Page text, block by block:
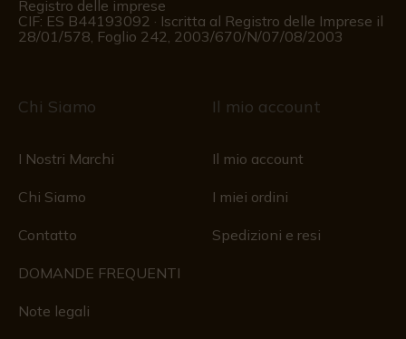
Registro delle imprese
CIF: ES B44193092 · Iscritta al Registro delle Imprese il
28/01/578, Foglio 242, 2003/670/N/07/08/2003
Chi Siamo
I Nostri Marchi
Chi Siamo
Contatto
DOMANDE FREQUENTI
Note legali
Il mio account
Il mio account
I miei ordini
Spedizioni e resi